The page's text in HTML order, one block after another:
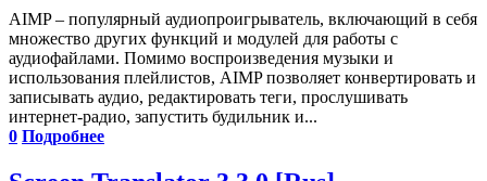
AIMP – популярный аудиопроигрыватель, включающий в себя
множество других функций и модулей для работы с
аудиофайлами. Помимо воспроизведения музыки и
использования плейлистов, AIMP позволяет конвертировать и
записывать аудио, редактировать теги, прослушивать
интернет-радио, запустить будильник и...
0 Подробнее